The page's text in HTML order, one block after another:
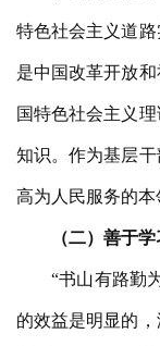
特色社会主义道
是中国改革开放
国特色社会主义
知识。作为基层干
高为人民服务的本
（二） 善于学
“书山有路勤
的效益是明显的